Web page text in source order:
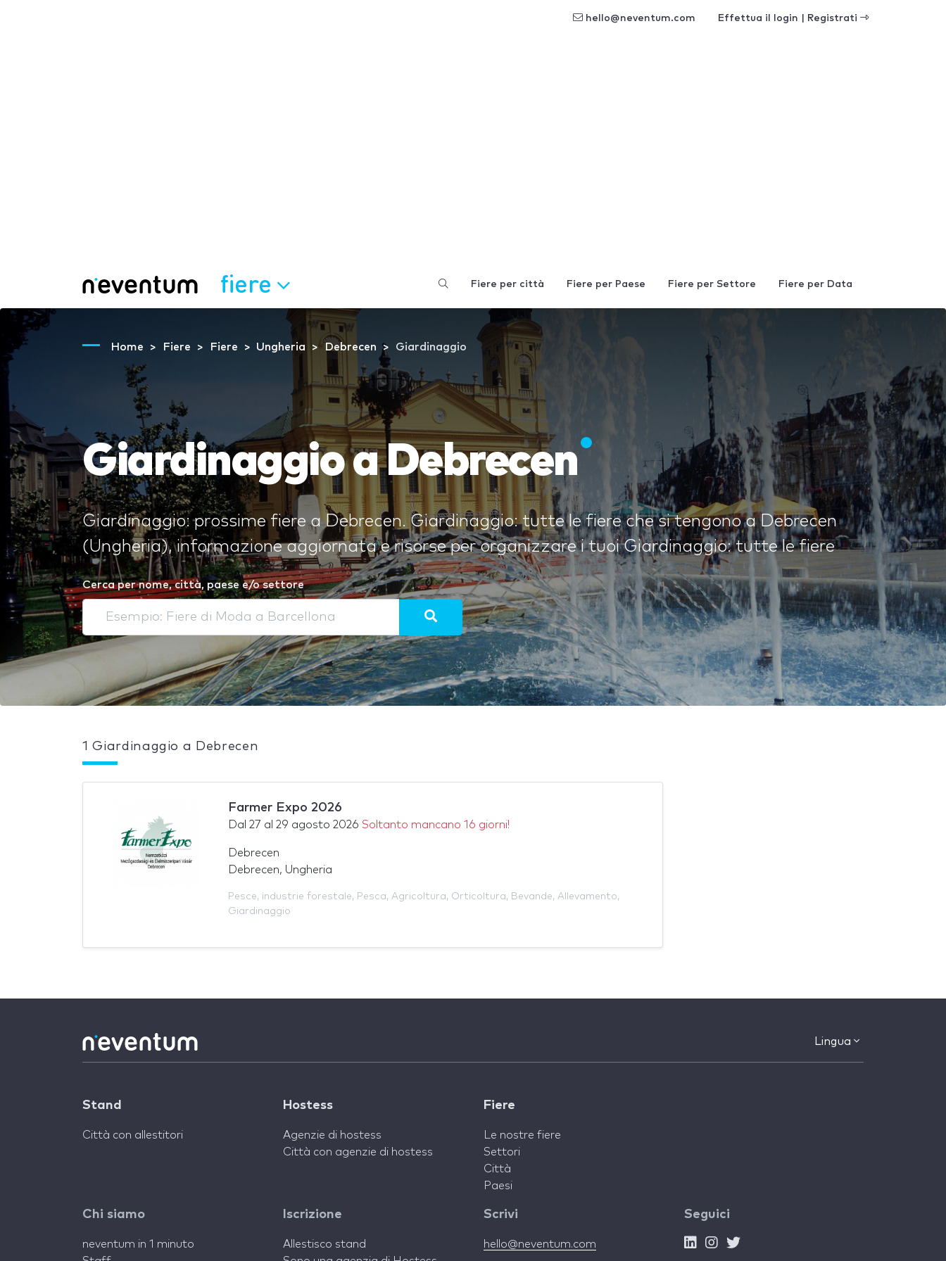
hello@neventum.com Effettua il login | Registrati
fiere Fiere per città Fiere per Paese Fiere per Settore Fiere per Data
Home Fiere Fiere Ungheria Debrecen Giardinaggio
Giardinaggio a Debrecen
Giardinaggio: prossime fiere a Debrecen. Giardinaggio: tutte le fiere che si tengono a Debrecen
(Ungheria), informazione aggiornata e risorse per organizzare i tuoi Giardinaggio: tutte le fiere
Cerca per nome, città, paese e/o settore
1 Giardinaggio a Debrecen
Farmer Expo 2026
Dal 27 al 29 agosto 2026 Soltanto mancano 16 giorni!
Debrecen
Debrecen, Ungheria
Pesce, industrie forestale, Pesca, Agricoltura, Orticoltura, Bevande, Allevamento,
Giardinaggio
Lingua
Stand
Città con allestitori
Hostess
Agenzie di hostess
Città con agenzie di hostess
Fiere
Le nostre fiere
Settori
Città
Paesi
Chi siamo
neventum in 1 minuto
Iscrizione
Allestisco stand
Scrivi
hello@neventum.com
Seguici